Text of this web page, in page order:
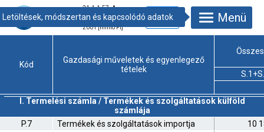
21.1.1.57. A
nemzetgazdaság
integrált számlái,
2001 [millió Ft]
Menü
Kód
Gazdasági műveletek és egyenlegező
tételek
I. Termelési számla / Termékek és szolgáltatások külföld
számlája
P.7
Termékek és szolgáltatások importja
10